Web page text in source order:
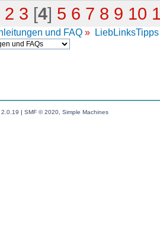
2 3 [4] 5 6 7 8 9 10
und FAQ » LiebLinksTipps
2.0.19 | SMF © 2020 Simple Machines